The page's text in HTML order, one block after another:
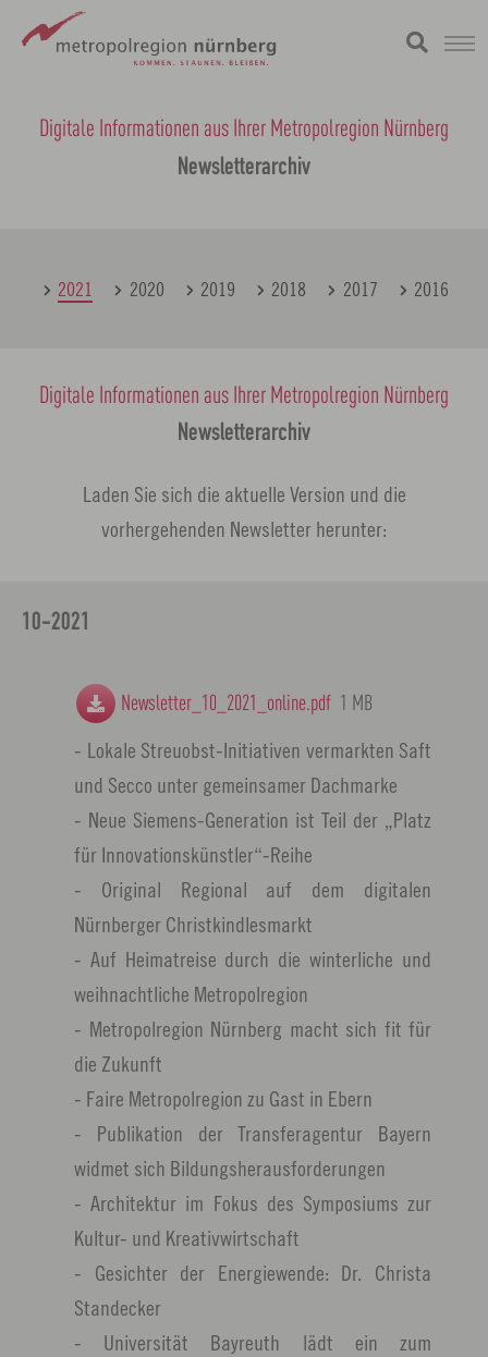
Hauptinhalt
Newsletterarchiv
Digitale Informationen aus Ihrer Metropolregion Nürnberg
2021 2020 2019 2018 2017 2016
Newsletterarchiv
Digitale Informationen aus Ihrer Metropolregion Nürnberg
Laden Sie sich die aktuelle Version und die
vorhergehenden Newsletter herunter:
10-2021
Newsletter_10_2021_online.pdf 1 MB
- Lokale Streuobst-Initiativen vermarkten Saft
und Secco unter gemeinsamer Dachmarke
- Neue Siemens-Generation ist Teil der „Platz
für Innovationskünstler“-Reihe
- Original Regional auf dem digitalen
Nürnberger Christkindlesmarkt
- Auf Heimatreise durch die winterliche und
weihnachtliche Metropolregion
- Metropolregion Nürnberg macht sich fit für
die Zukunft
- Faire Metropolregion zu Gast in Ebern
- Publikation der Transferagentur Bayern
widmet sich Bildungsherausforderungen
- Architektur im Fokus des Symposiums zur
Kultur- und Kreativwirtschaft
- Gesichter der Energiewende: Dr. Christa
Standecker
- Universität Bayreuth lädt ein zum